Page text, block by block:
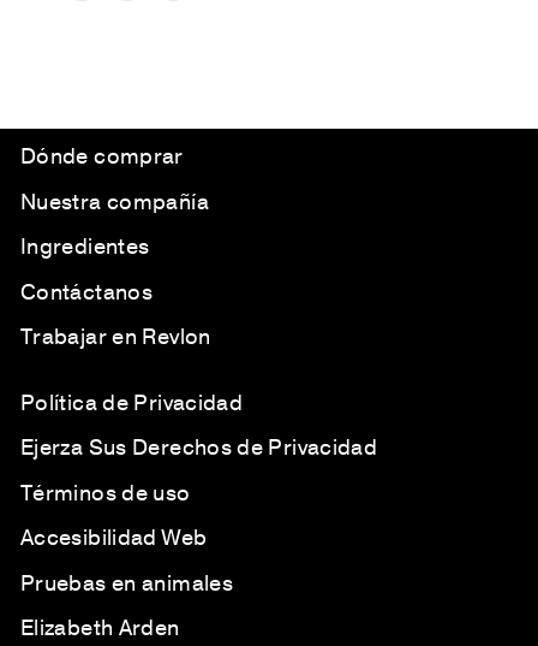
Dónde comprar
Nuestra compañía
Ingredientes
Contáctanos
Trabajar en Revlon
Política de Privacidad
Ejerza Sus Derechos de Privacidad
Términos de uso
Accesibilidad Web
Pruebas en animales
Elizabeth Arden